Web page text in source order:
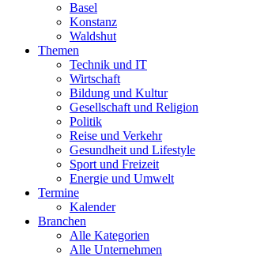
Basel
Konstanz
Waldshut
Themen
Technik und IT
Wirtschaft
Bildung und Kultur
Gesellschaft und Religion
Politik
Reise und Verkehr
Gesundheit und Lifestyle
Sport und Freizeit
Energie und Umwelt
Termine
Kalender
Branchen
Alle Kategorien
Alle Unternehmen